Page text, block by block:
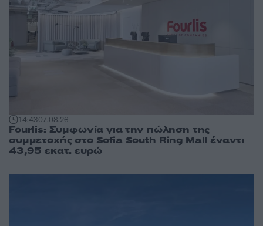
14:4307.08.26
Fourlis: Συμφωνία για την πώληση της
συμμετοχής στο Sofia South Ring Mall έναντι
43,95 εκατ. ευρώ